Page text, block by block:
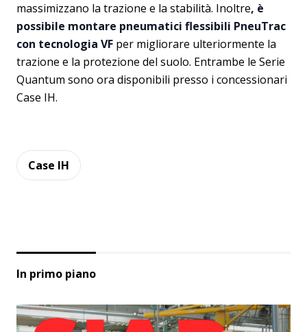
massimizzano la trazione e la stabilità. Inoltre, è
possibile montare pneumatici flessibili PneuTrac
con tecnologia VF per migliorare ulteriormente la
trazione e la protezione del suolo. Entrambe le Serie
Quantum sono ora disponibili presso i concessionari
Case IH.
Case IH
In primo piano